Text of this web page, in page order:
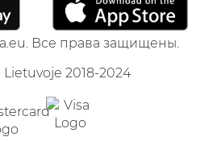
Все права защищены.
Lietuvoje 2018-2024